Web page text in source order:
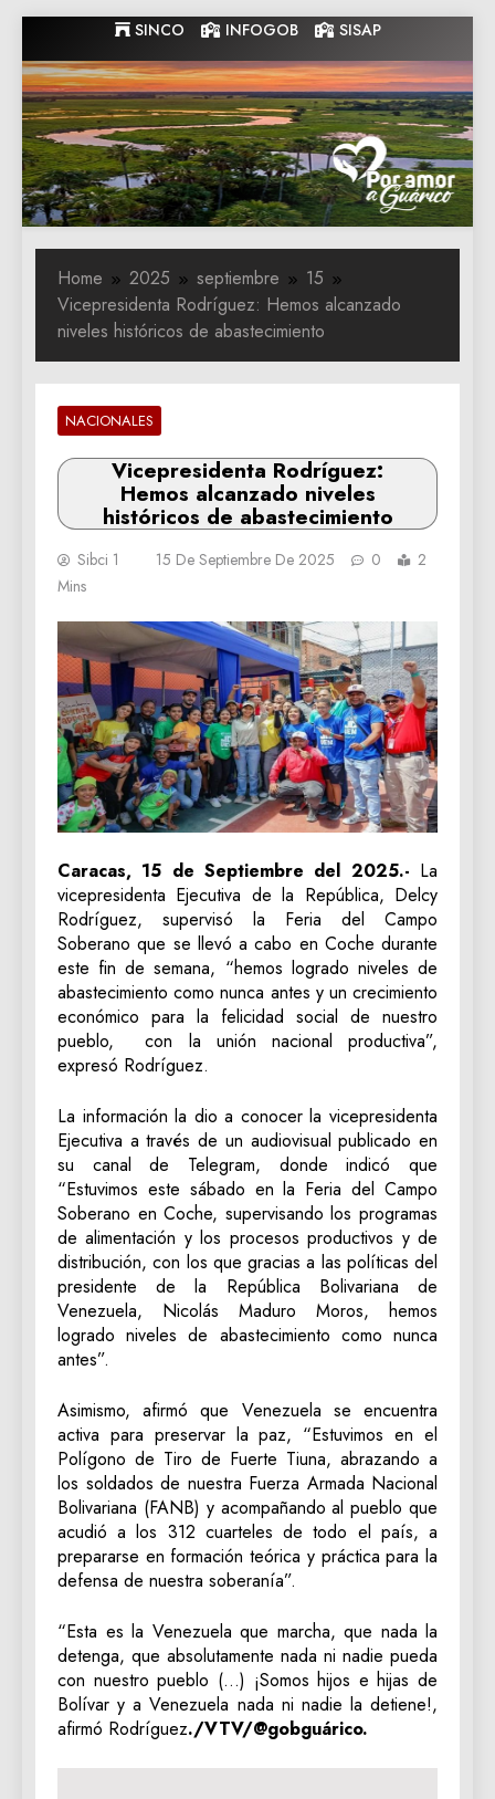
to
content
SINCO INFOGOB SISAP
Gobernacion
de Guarico
Gobernacion de Guarico
Home 2025 septiembre
15
Vicepresidenta Rodríguez: Hemos alcanzado
niveles históricos de abastecimiento
NACIONALES
Vicepresidenta Rodríguez:
Hemos alcanzado niveles
históricos de abastecimiento
Sibci 1 15 De Septiembre De 2025 0
2
Mins
Caracas, 15 de Septiembre del 2025.- La
vicepresidenta Ejecutiva de la República, Delcy
Rodríguez, supervisó la Feria del Campo
Soberano que se llevó a cabo en Coche durante
este fin de semana, “hemos logrado niveles de
abastecimiento como nunca antes y un crecimiento
económico para la felicidad social de nuestro
pueblo, con la unión nacional productiva”,
expresó Rodríguez.
La información la dio a conocer la vicepresidenta
Ejecutiva a través de un audiovisual publicado en
su canal de Telegram, donde indicó que
“Estuvimos este sábado en la Feria del Campo
Soberano en Coche, supervisando los programas
de alimentación y los procesos productivos y de
distribución, con los que gracias a las políticas del
presidente de la República Bolivariana de
Venezuela, Nicolás Maduro Moros, hemos
logrado niveles de abastecimiento como nunca
antes”.
Asimismo, afirmó que Venezuela se encuentra
activa para preservar la paz, “Estuvimos en el
Polígono de Tiro de Fuerte Tiuna, abrazando a
los soldados de nuestra Fuerza Armada Nacional
Bolivariana (FANB)​​​ y acompañando al pueblo que
acudió a los 312 cuarteles de todo el país, a
prepararse en formación teórica y práctica para la
defensa de nuestra soberanía”.
“Esta es la Venezuela que marcha, que nada la
detenga, que absolutamente nada ni nadie pueda
con nuestro pueblo (…) ¡Somos hijos e hijas de
Bolívar y a Venezuela nada ni nadie la detiene!,
afirmó Rodríguez./VTV/@gobguárico.